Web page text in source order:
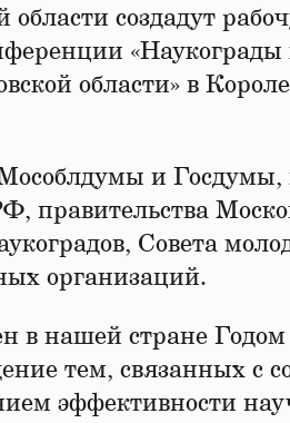
области создадут
области» в
и Госдумы,
правительства
Совета
организаций.
в нашей стране
тем, связанных с
эффективности